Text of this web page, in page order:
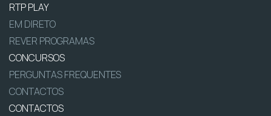
RTP PLAY
EM DIRETO
REVER PROGRAMAS
CONCURSOS
PERGUNTAS FREQUENTES
CONTACTOS
CONTACTOS